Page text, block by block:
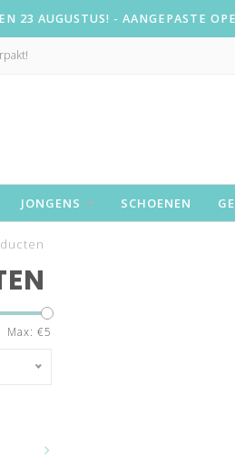
23 AUGUSTUS! - AANGEPASTE
JONGENS SCHOENEN
Max: €5